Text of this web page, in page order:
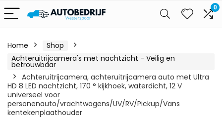
0
Home
Shop
Achteruitrijcamera's met nachtzicht - Veilig en
betrouwbaar
Achteruitrijcamera, achteruitrijcamera auto met Ultra
HD 8 LED nachtzicht, 170 ° kijkhoek, waterdicht, 12 V
universeel voor
personenauto/vrachtwagens/UV/RV/Pickup/Vans
kentekenplaathouder